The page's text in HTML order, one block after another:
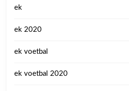
ek
ek 2020
ek voetbal
ek voetbal 2020